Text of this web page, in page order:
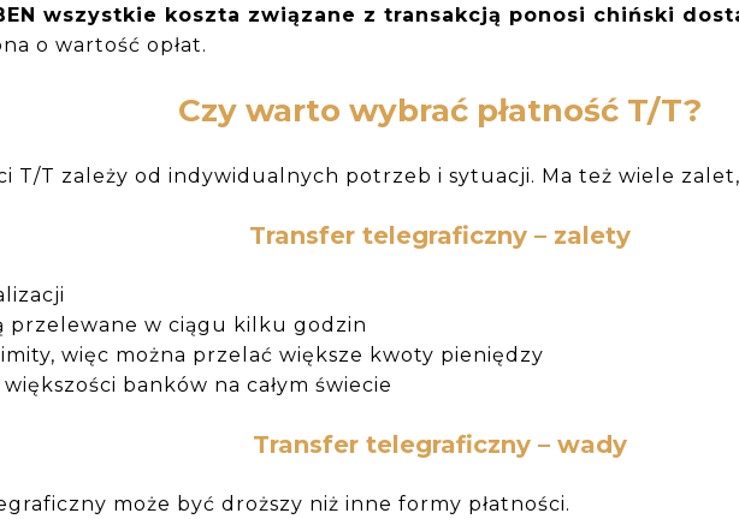
wszystkie koszta związane z transakcją ponosi chiński
o wartość opłat.
Czy warto wybrać płatność T/T?
T/T zależy od indywidualnych potrzeb i sytuacji. Ma też wiele
Transfer telegraficzny – zalety
przelewane w ciągu kilku godzin
więc można przelać większe kwoty pieniędzy
banków na całym świecie
Transfer telegraficzny – wady
może być droższy niż inne formy płatności.